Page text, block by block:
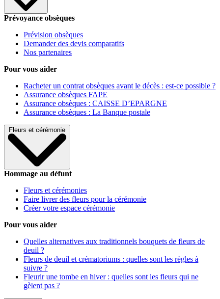
Prévoyance obsèques
Prévision obsèques
Demander des devis comparatifs
Nos partenaires
Pour vous aider
Racheter un contrat obsèques avant le décès : est-ce possible ?
Assurance obsèques FAPE
Assurance obsèques : CAISSE D’EPARGNE
Assurance obsèques : La Banque postale
Fleurs et cérémonie
Hommage au défunt
Fleurs et cérémonies
Faire livrer des fleurs pour la cérémonie
Créer votre espace cérémonie
Pour vous aider
Quelles alternatives aux traditionnels bouquets de fleurs de
deuil ?
Fleurs de deuil et crématoriums : quelles sont les règles à
suivre ?
Fleurir une tombe en hiver : quelles sont les fleurs qui ne
gèlent pas ?